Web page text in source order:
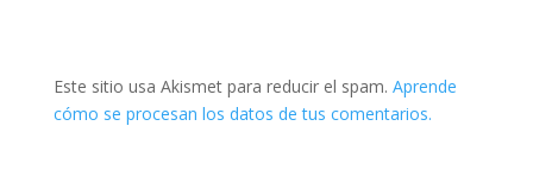
Este sitio usa Akismet para reducir el spam. Aprende
cómo se procesan los datos de tus comentarios.